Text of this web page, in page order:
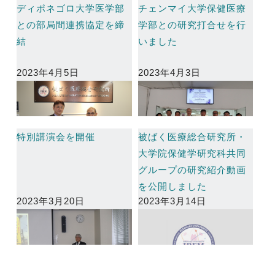
ディポネゴロ大学医学部
との部局間連携協定を締
結
2023年4月5日
チェンマイ大学保健医療
学部との研究打合せを行
いました
2023年4月3日
特別講演会を開催
2023年3月20日
被ばく医療総合研究所・
大学院保健学研究科共同
グループの研究紹介動画
を公開しました
2023年3月14日